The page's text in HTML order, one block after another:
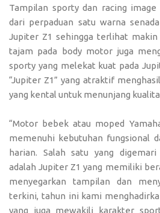
Tampilan sporty dan racing
dari perpaduan satu warna
Jupiter Z1 sehingga terlihat makin
tajam pada body motor juga
sporty yang melekat kuat pada
“Jupiter Z1” yang atraktif
yang kental untuk menunjang
“Motor bebek atau moped
memenuhi kebutuhan fungsional
harian. Salah satu yang
adalah Jupiter Z1 yang memiliki
menyegarkan tampilan dan
terkini, tahun ini kami
yang juga mewakili karakter